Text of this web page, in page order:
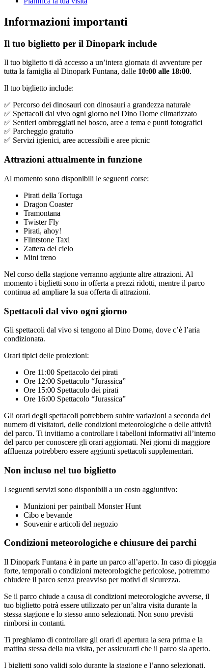
Informazioni importanti
Il tuo biglietto per il Dinopark include
Il tuo biglietto ti dà accesso a un’intera giornata di avventure per
tutta la famiglia al Dinopark Funtana, dalle 10:00 alle 18:00.
Il tuo biglietto include:
✅ Percorso dei dinosauri con dinosauri a grandezza naturale
✅ Spettacoli dal vivo ogni giorno nel Dino Dome climatizzato
✅ Sentieri ombreggiati nel bosco, aree a tema e punti fotografici
✅ Parcheggio gratuito
✅ Servizi igienici, aree accessibili e aree picnic
Attrazioni attualmente in funzione
Al momento sono disponibili le seguenti corse:
Pirati della Tortuga
Dragon Coaster
Tramontana
Twister Fly
Pirati, ahoy!
Flintstone Taxi
Zattera del cielo
Mini treno
Nel corso della stagione verranno aggiunte altre attrazioni. Al
momento i biglietti sono in offerta a prezzi ridotti, mentre il parco
continua ad ampliare la sua offerta di attrazioni.
Spettacoli dal vivo ogni giorno
Gli spettacoli dal vivo si tengono al Dino Dome, dove c’è l’aria
condizionata.
Orari tipici delle proiezioni:
Ore 11:00 Spettacolo dei pirati
Ore 12:00 Spettacolo “Jurassica”
Ore 15:00 Spettacolo dei pirati
Ore 16:00 Spettacolo “Jurassica”
Gli orari degli spettacoli potrebbero subire variazioni a seconda del
numero di visitatori, delle condizioni meteorologiche o delle attività
del parco. Ti invitiamo a controllare i tabelloni informativi all’interno
del parco per conoscere gli orari aggiornati. Nei giorni di maggiore
affluenza potrebbero essere aggiunti spettacoli supplementari.
Non incluso nel tuo biglietto
I seguenti servizi sono disponibili a un costo aggiuntivo:
Munizioni per paintball Monster Hunt
Cibo e bevande
Souvenir e articoli del negozio
Condizioni meteorologiche e chiusure dei parchi
Il Dinopark Funtana è in parte un parco all’aperto. In caso di pioggia
forte, temporali o condizioni meteorologiche pericolose, potremmo
chiudere il parco senza preavviso per motivi di sicurezza.
Se il parco chiude a causa di condizioni meteorologiche avverse, il
tuo biglietto potrà essere utilizzato per un’altra visita durante la
stessa stagione e lo stesso anno selezionati. Non sono previsti
rimborsi in contanti.
Ti preghiamo di controllare gli orari di apertura la sera prima e la
mattina stessa della tua visita, per assicurarti che il parco sia aperto.
I biglietti sono validi solo durante la stagione e l’anno selezionati.